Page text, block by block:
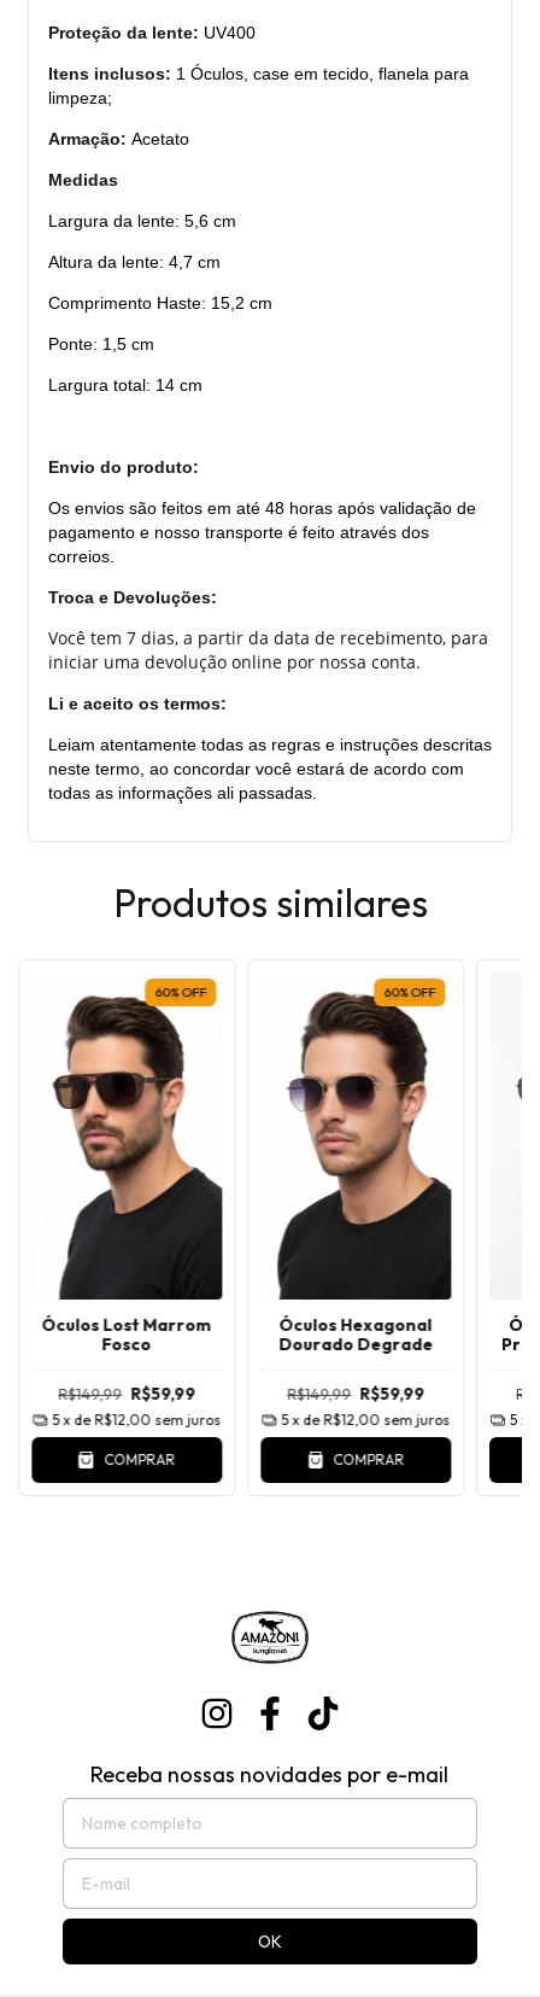
Proteção da lente: UV400
Itens inclusos: 1 Óculos, case em tecido, flanela para
limpeza;
Armação: Acetato
Medidas
Largura da lente: 5,6 cm
Altura da lente: 4,7 cm
Comprimento Haste: 15,2 cm
Ponte: 1,5 cm
Largura total: 14 cm
Envio do produto:
Os envios são feitos em até 48 horas após validação de
pagamento e nosso transporte é feito através dos
correios.
Troca e Devoluções:
Você tem 7 dias, a partir da data de recebimento, para
iniciar uma devolução online por nossa conta.
Li e aceito os termos:
Leiam atentamente todas as regras e instruções descritas
neste termo, ao concordar você estará de acordo com
todas as informações ali passadas.
Produtos similares
60%OFF
Óculos Lost Marrom
Fosco
R$149,99 R$59,99
5 x de R$12,00 sem juros
COMPRAR
60%OFF
Óculos Hexagonal
Dourado Degrade
R$149,99 R$59,99
5 x de R$12,00 sem juros
COMPRAR
5 x
Receba nossas novidades por e-mail